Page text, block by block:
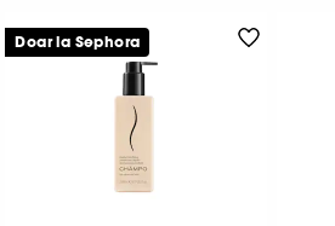
Doar la Sephora